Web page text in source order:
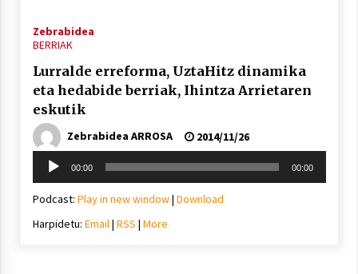
Zebrabidea
BERRIAK
Lurralde erreforma, UztaHitz dinamika
eta hedabide berriak, Ihintza Arrietaren
eskutik
Zebrabidea ARROSA
2014/11/26
Soinu
erreproduzigailua
00:00 00:00
Podcast: Play in new window| Download
Harpidetu: Email| RSS | More